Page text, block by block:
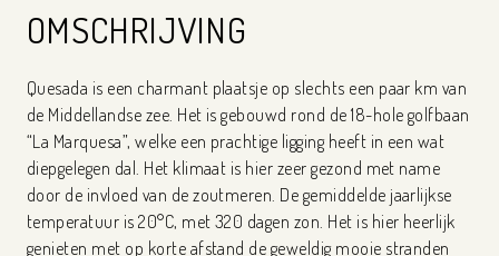
OMSCHRIJVING
Quesada is een charmant plaatsje op slechts een paar km van
de Middellandse zee. Het is gebouwd rond de 18-hole golfbaan
“La Marquesa”, welke een prachtige ligging heeft in een wat
diepgelegen dal. Het klimaat is hier zeer gezond met name
door de invloed van de zoutmeren. De gemiddelde jaarlijkse
temperatuur is 20°C, met 320 dagen zon. Het is hier heerlijk
genieten met op korte afstand de geweldig mooie stranden